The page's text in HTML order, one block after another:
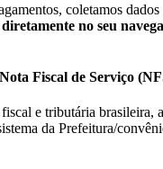
coletamos
no seu
Fiscal de Serviço
e tributária brasileira,
da Prefeitura/